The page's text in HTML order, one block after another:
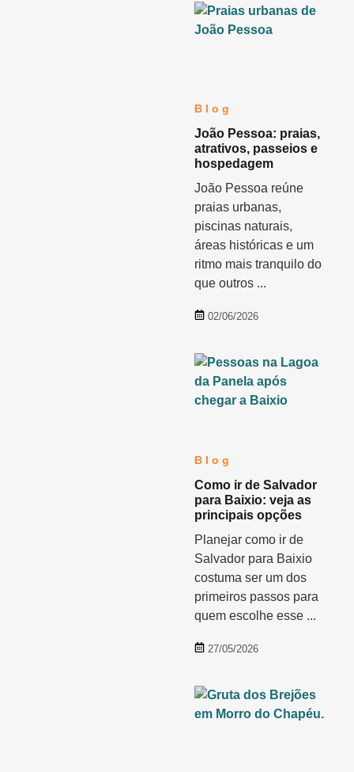
Blog
João Pessoa: praias,
atrativos, passeios e
hospedagem
João Pessoa reúne
praias urbanas,
piscinas naturais,
áreas históricas e um
ritmo mais tranquilo do
que outros ...
02/06/2026
Blog
Como ir de Salvador
para Baixio: veja as
principais opções
Planejar como ir de
Salvador para Baixio
costuma ser um dos
primeiros passos para
quem escolhe esse ...
27/05/2026